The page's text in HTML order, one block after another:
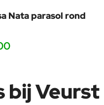
Nata parasol rond
bij Veurst